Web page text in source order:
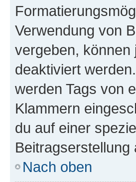
Verwendung von
vergeben, können
deaktiviert
werden Tags von
Klammern
du auf einer
Nach oben